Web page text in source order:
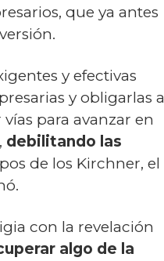
que ya antes
versión.
y efectivas
y obligarlas a
para avanzar en
debilitando las
de los Kirchner, el
con la revelación
algo de la